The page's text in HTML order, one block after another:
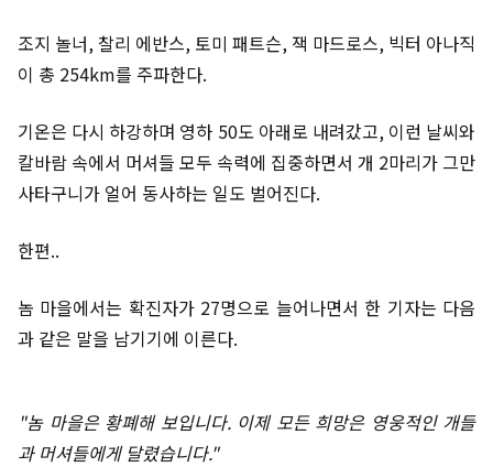
조지 놀너, 찰리 에반스, 토미 패트슨, 잭 마드로스, 빅터 아나직
이 총 254km를 주파한다.
기온은 다시 하강하며 영하 50도 아래로 내려갔고, 이런 날씨와
칼바람 속에서 머셔들 모두 속력에 집중하면서 개 2마리가 그만
사타구니가 얼어 동사하는 일도 벌어진다.
한편..
놈 마을에서는 확진자가 27명으로 늘어나면서 한 기자는 다음
과 같은 말을 남기기에 이른다.
"놈 마을은 황폐해 보입니다. 이제 모든 희망은 영웅적인 개들
과 머셔들에게 달렸습니다."